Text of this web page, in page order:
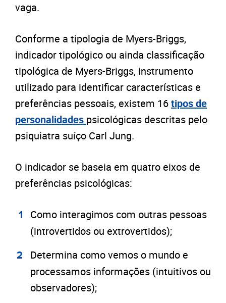
vaga.
Conforme a tipologia de Myers-Briggs,
indicador tipológico ou ainda classificação
tipológica de Myers-Briggs, instrumento
utilizado para identificar características e
preferências pessoais, existem 16tipos de
personalidades psicológicas descritas pelo
psiquiatra suíço Carl Jung.
O indicador se baseia em quatro eixos de
preferências psicológicas:
Como interagimos com outras pessoas
(introvertidos ou extrovertidos);
Determina como vemos o mundo e
processamos informações (intuitivos ou
observadores);